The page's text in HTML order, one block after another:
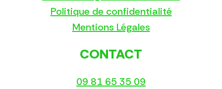
Politique de confidentialité
Mentions Légales
CONTACT
09 81 65 35 09